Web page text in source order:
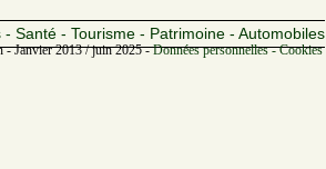
- Santé - Tourisme - Patrimoine - Automobiles
- Janvier 2013 / juin 2025 -Données personnelles -